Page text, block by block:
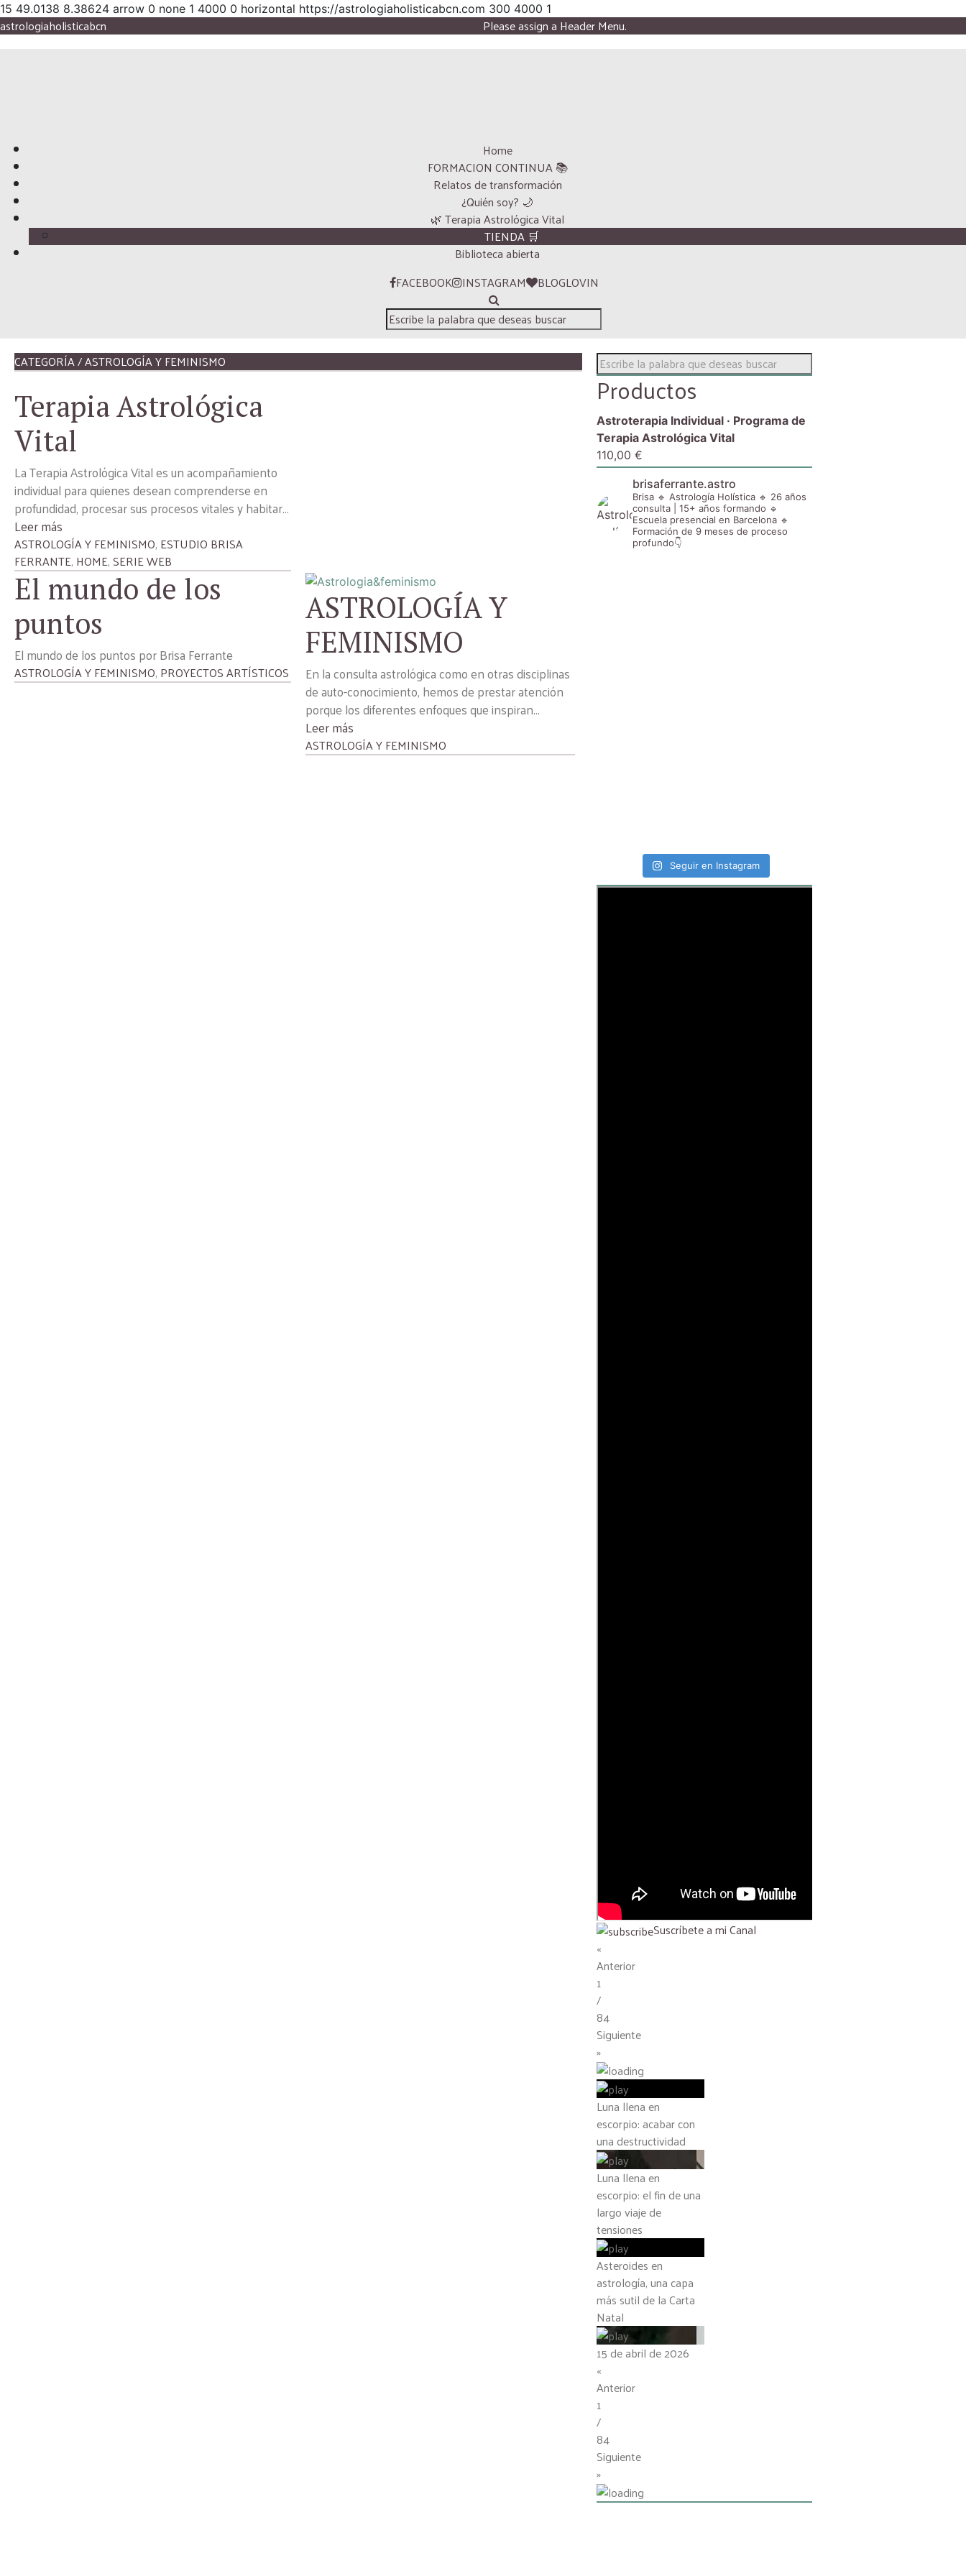
15 49.0138 8.38624 arrow 0 none 1 4000 0 horizontal https://astrologiaholisticabcn.com 300 4000 1
astrologiaholisticabcn Please assign a Header Menu.
Home
FORMACION CONTINUA 📚
Relatos de transformación
¿Quién soy? 🌙
🌿 Terapia Astrológica Vital
TIENDA 🛒
Biblioteca abierta
FACEBOOK INSTAGRAM BLOGLOVIN
CATEGORÍA / ASTROLOGÍA Y FEMINISMO
Terapia Astrológica
Vital
La Terapia Astrológica Vital es un acompañamiento
individual para quienes desean comprenderse en
profundidad, procesar sus procesos vitales y habitar...
Leer más
ASTROLOGÍA Y FEMINISMO, ESTUDIO BRISA
FERRANTE, HOME,SERIE WEB
El mundo de los
puntos
El mundo de los puntos por Brisa Ferrante
ASTROLOGÍA Y FEMINISMO, PROYECTOS ARTÍSTICOS
ASTROLOGÍA Y
FEMINISMO
En la consulta astrológica como en otras disciplinas
de auto-conocimiento, hemos de prestar atención
porque los diferentes enfoques que inspiran...
Leer más
ASTROLOGÍA Y FEMINISMO
Productos
Astroterapia Individual · Programa de
Terapia Astrológica Vital
110,00 €
brisaferrante.astro
Brisa 🔹 Astrología Holística 🔹 26 años
consulta | 15+ años formando 🔹
Escuela presencial en Barcelona 🔹
Formación de 9 meses de proceso
profundo👇
Seguir en Instagram
Suscríbete a mi Canal
«
Anterior
1
/
84
Siguiente
»
Luna llena en
escorpio: acabar con
una destructividad
Luna llena en
escorpio: el fin de una
largo viaje de
tensiones
Asteroides en
astrología, una capa
más sutil de la Carta
Natal
15 de abril de 2026
«
Anterior
1
/
84
Siguiente
»